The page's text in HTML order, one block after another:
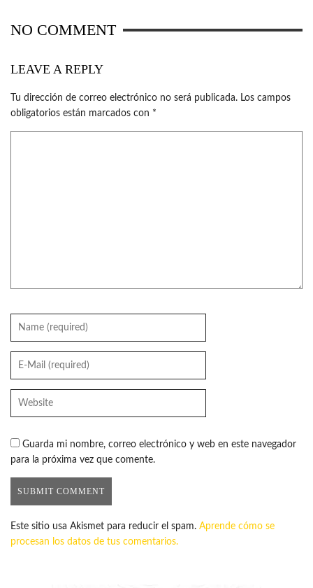
NO COMMENT
LEAVE A REPLY
Tu dirección de correo electrónico no será publicada. Los campos
obligatorios están marcados con *
Guarda mi nombre, correo electrónico y web en este navegador
para la próxima vez que comente.
Este sitio usa Akismet para reducir el spam. Aprende cómo se
procesan los datos de tus comentarios.